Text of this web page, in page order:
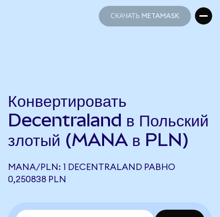
СКАЧАТЬ METAMASK
Конвертировать
Decentraland в Польский
злотый (MANA в PLN)
MANA/PLN: 1 DECENTRALAND РАВНО
0,250838 PLN